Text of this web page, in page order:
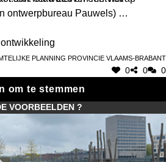
ontwerpbureau Pauwels)
Planning Provincie Vlaams-Brabant
0 0 0
om te stemmen
VOORBEELDEN ?